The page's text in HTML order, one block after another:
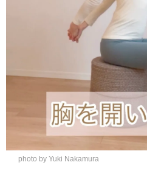
photo by Yuki Nakamura